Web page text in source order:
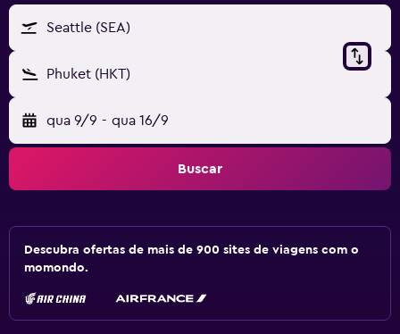
Seattle (SEA)
Phuket (HKT)
qua 9/9 - qua 16/9
Buscar
Descubra ofertas de mais de 900 sites de viagens com o
momondo.